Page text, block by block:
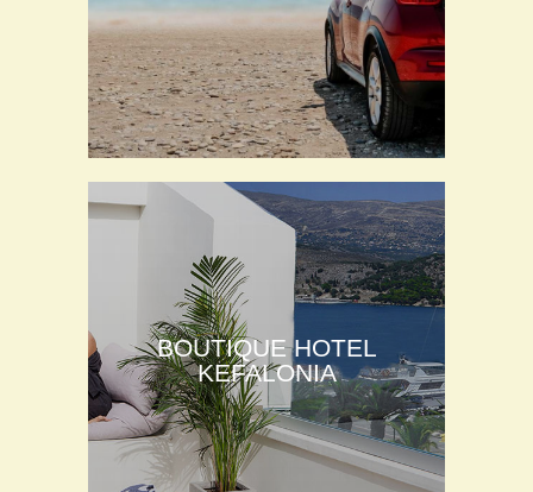
BOUTIQUE HOTEL
KEFALONIA